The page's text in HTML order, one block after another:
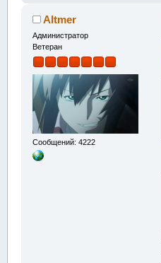
Altmer
Администратор
Ветеран
Сообщений: 4222